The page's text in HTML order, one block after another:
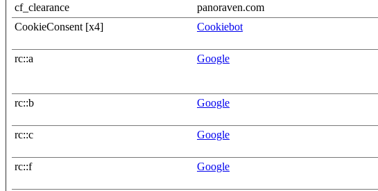
cf_clearance panoraven.com
CookieConsent [x4]
Cookiebot
rc::a Google
rc::b Google
rc::c
Google
rc::f
Google